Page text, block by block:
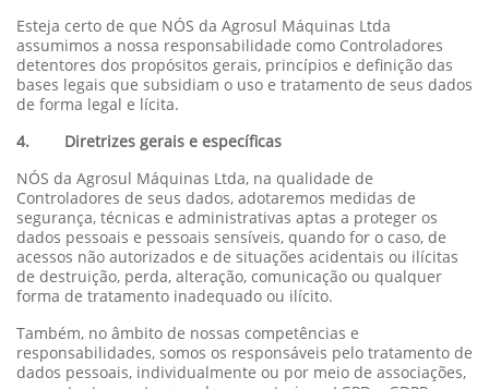
Esteja certo de que NÓS da Agrosul Máquinas Ltda
assumimos a nossa responsabilidade como Controladores
detentores dos propósitos gerais, princípios e definição das
bases legais que subsidiam o uso e tratamento de seus dados
de forma legal e lícita.
4. Diretrizes gerais e específicas
NÓS da Agrosul Máquinas Ltda, na qualidade de
Controladores de seus dados, adotaremos medidas de
segurança, técnicas e administrativas aptas a proteger os
dados pessoais e pessoais sensíveis, quando for o caso, de
acessos não autorizados e de situações acidentais ou ilícitas
de destruição, perda, alteração, comunicação ou qualquer
forma de tratamento inadequado ou ilícito.
Também, no âmbito de nossas competências e
responsabilidades, somos os responsáveis pelo tratamento de
dados pessoais, individualmente ou por meio de associações,